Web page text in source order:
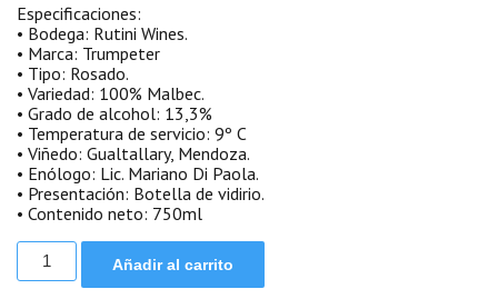
Especificaciones:
• Bodega: Rutini Wines.
• Marca: Trumpeter
• Tipo: Rosado.
• Variedad: 100% Malbec.
• Grado de alcohol: 13,3%
• Temperatura de servicio: 9º C
• Viñedo: Gualtallary, Mendoza.
• Enólogo: Lic. Mariano Di Paola.
• Presentación: Botella de vidirio.
• Contenido neto: 750ml
Trumpeter
Reserva
Añadir al carrito